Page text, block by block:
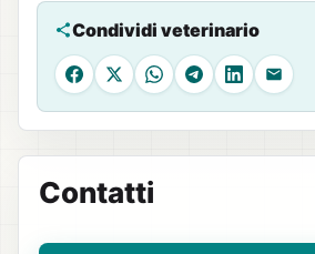
Condividi veterinario
Facebook
X WhatsAppTelegram
LinkedIn
Email
Contatti